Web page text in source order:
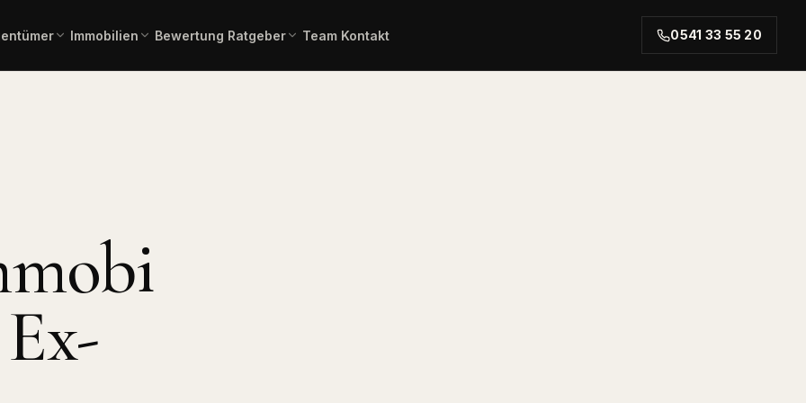
Komplette Vermarktung
neuer Bauvorhaben.
Horses & Dreams
Pferdeimmobilien und
Reitanlagen.
Immobilien
Immobilientausch
Verkauf und Neukauf in einem
Bewertung Ratgeber Team Kontakt 0541 33 55 20